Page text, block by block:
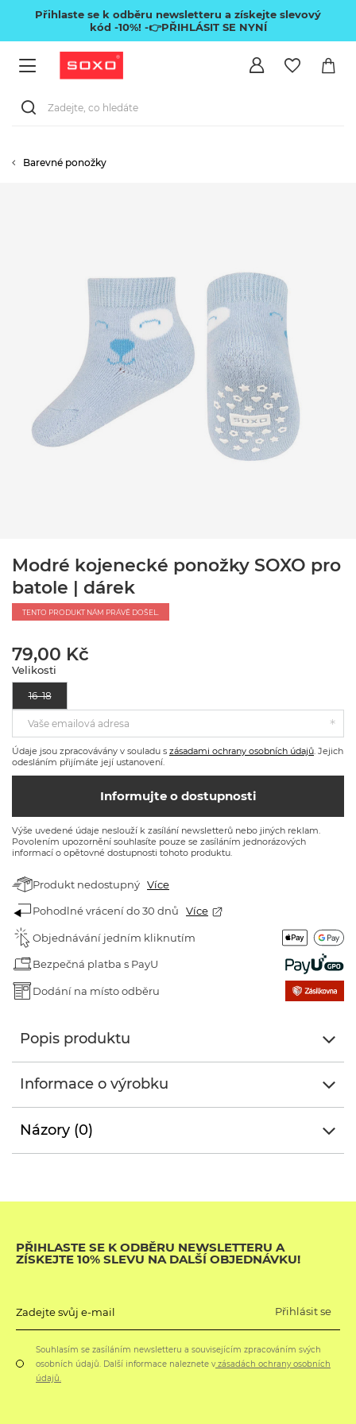
Přihlaste se k odběru newsletteru a získejte slevový
kód -10%! -👉PŘIHLÁSIT SE NYNÍ
Barevné ponožky
Modré kojenecké ponožky SOXO pro
batole | dárek
TENTO PRODUKT NÁM PRÁVĚ DOŠEL.
79,00 Kč
Velikosti
16–18
Vaše emailová adresa
Údaje jsou zpracovávány v souladu s zásadami ochrany osobních údajů . Jejich
odesláním přijímáte její ustanovení.
Informujte o dostupnosti
Výše uvedené údaje neslouží k zasílání newsletterů nebo jiných reklam.
Povolením upozornění souhlasíte pouze se zasíláním jednorázových
informací o opětovné dostupnosti tohoto produktu.
Produkt nedostupný Více
Pohodlné vrácení do 30 dnů Více
Objednávání jedním kliknutím
Bezpečná platba s PayU
Dodání na místo odběru
Popis produktu
Informace o výrobku
Názory (0)
PŘIHLASTE SE K ODBĚRU NEWSLETTERU A
ZÍSKEJTE 10% SLEVU NA DALŠÍ OBJEDNÁVKU!
Zadejte svůj e-mail Přihlásit se
Souhlasím se zasíláním newsletteru a souvisejícím zpracováním svých
osobních údajů. Další informace naleznete vzásadách ochrany osobních
údajů.